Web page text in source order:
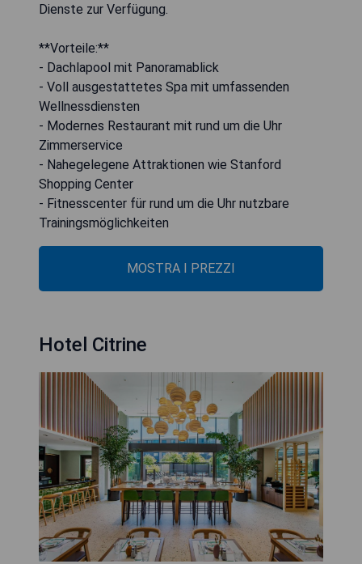
Dienste zur Verfügung.
**Vorteile:**
- Dachlapool mit Panoramablick
- Voll ausgestattetes Spa mit umfassenden
Wellnessdiensten
- Modernes Restaurant mit rund um die Uhr
Zimmerservice
- Nahegelegene Attraktionen wie Stanford
Shopping Center
- Fitnesscenter für rund um die Uhr nutzbare
Trainingsmöglichkeiten
MOSTRA I PREZZI
Hotel Citrine